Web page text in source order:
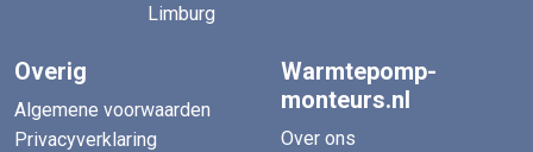
Limburg
Overig
Algemene voorwaarden
Privacyverklaring
Warmtepomp-
monteurs.nl
Over ons